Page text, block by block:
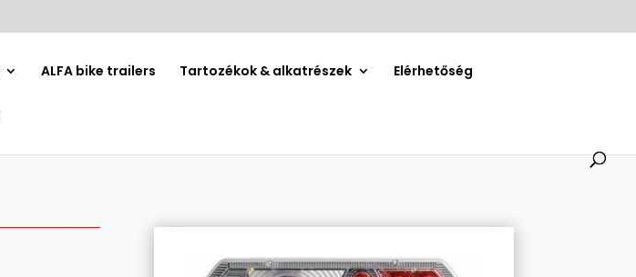
ALFA bike trailers Tartozékok & alkatrészek Elérhetőség